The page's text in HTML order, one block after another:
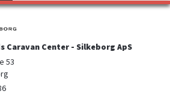
Caravan Center - Silkeborg ApS
53